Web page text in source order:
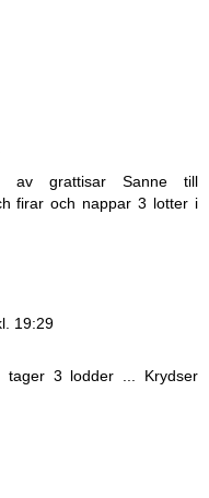
av grattisar Sanne till
firar och nappar 3 lotter i
19:29
tager 3 lodder ... Krydser